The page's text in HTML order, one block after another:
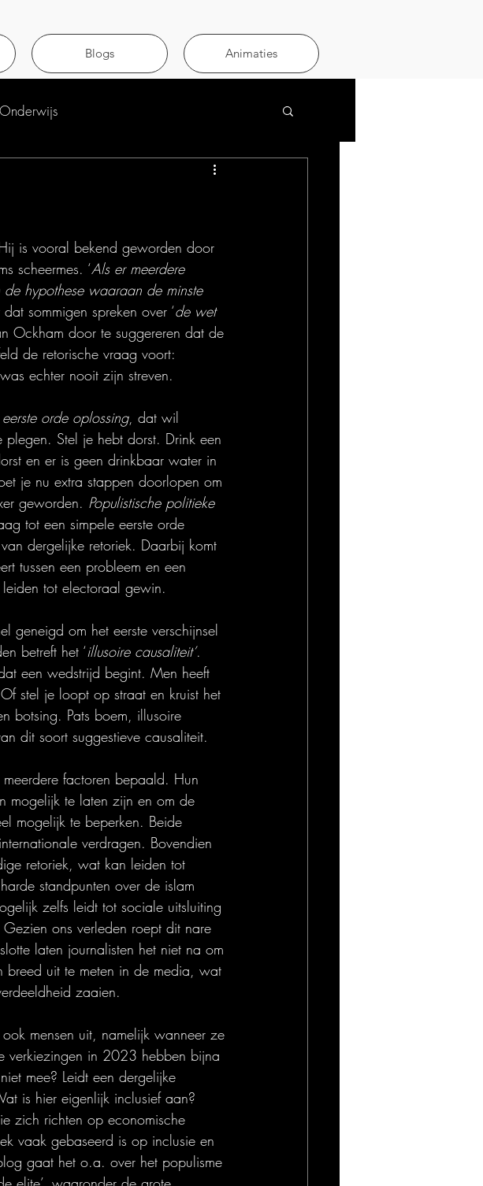
Blogs Animaties
Onderwijs
is vooral bekend geworden door
scheermes. ‘Als er meerdere
hypothese waaraan de minste
sommigen spreken over ‘de wet
Ockham door te suggereren dat de
de retorische vraag voort:
echter nooit zijn streven.
eerste orde oplossing, dat wil
Stel je hebt dorst. Drink een
en er is geen drinkbaar water in
je nu extra stappen doorlopen om
geworden. Populistische politieke
tot een simpele eerste orde
dergelijke retoriek. Daarbij komt
tussen een probleem en een
tot electoraal gewin.
om het eerste verschijnsel
betreft het ‘illusoire causaliteit’.
een wedstrijd begint. Men heeft
stel je loopt op straat en kruist het
botsing. Pats boem, illusoire
dit soort suggestieve causaliteit.
factoren bepaald. Hun
mogelijk te laten zijn en om de
mogelijk te beperken. Beide
verdragen. Bovendien
retoriek, wat kan leiden tot
standpunten over de islam
zelfs leidt tot sociale uitsluiting
ons verleden roept dit nare
laten journalisten het niet na om
breed uit te meten in de media, wat
zaaien.
mensen uit, namelijk wanneer ze
verkiezingen in 2023 hebben bijna
mee? Leidt een dergelijke
is hier eigenlijk inclusief aan?
zich richten op economische
vaak gebaseerd is op inclusie en
gaat het o.a. over het populisme